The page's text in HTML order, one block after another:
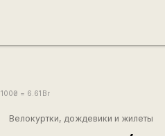
100₴ = 6.61 Br
Велокуртки, дождевики и жилеты